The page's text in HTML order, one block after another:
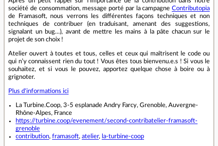
société de consommation, message porté par la campagne Contributopia
de Framasoft, nous verrons les différentes façons techniques et non
techniques de contribuer (en traduisant, amenant des suggestions,
signalant un bug…), avant de mettre les mains à la pâte chacun sur le
projet de son choix !
Atelier ouvert à toutes et tous, celles et ceux qui maîtrisent le code ou
qui n’y connaissent rien du tout ! Vous êtes tous bienvenu.e.s ! Si vous le
souhaitez, et si vous le pouvez, apportez quelque chose à boire ou à
grignoter.
Plus d'informations ici
La Turbine.Coop, 3-5 esplanade Andry Farcy, Grenoble, Auvergne-
Rhône-Alpes, France
https://turbine.coop/evenement/second-contribatelier-framasoft-
grenoble
contribution, framasoft, atelier, la-turbine-coop